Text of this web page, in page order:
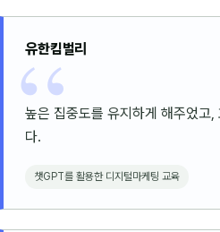
유한킴벌리
높은 집중도를 유지하게 해주었고,
다.
챗GPT를 활용한 디지털마케팅 교육